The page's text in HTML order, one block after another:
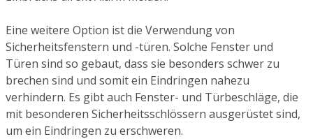
Eine weitere Option ist die Verwendung von
Sicherheitsfenstern und -türen. Solche Fenster und
Türen sind so gebaut, dass sie besonders schwer zu
brechen sind und somit ein Eindringen nahezu
verhindern. Es gibt auch Fenster- und Türbeschläge, die
mit besonderen Sicherheitsschlössern ausgerüstet sind,
um ein Eindringen zu erschweren.